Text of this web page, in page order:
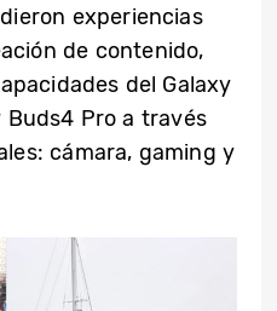
experiencias
de contenido,
del Galaxy
Buds4 Pro a través
cámara, gaming y